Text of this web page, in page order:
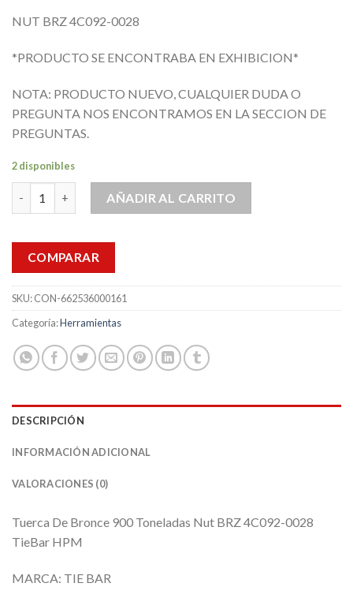
NUT BRZ 4C092-0028
*PRODUCTO SE ENCONTRABA EN EXHIBICION*
NOTA: PRODUCTO NUEVO, CUALQUIER DUDA O
PREGUNTA NOS ENCONTRAMOS EN LA SECCION DE
PREGUNTAS.
2 disponibles
Tuerca De Bronce 900 Toneladas Nut BRZ 4C092-0028 TieBar
AÑADIR AL CARRITO
COMPARAR
SKU:CON-662536000161
Categoría:Herramientas
DESCRIPCIÓN
INFORMACIÓN ADICIONAL
VALORACIONES (0)
Tuerca De Bronce 900 Toneladas Nut BRZ 4C092-0028
TieBar HPM
MARCA: TIE BAR